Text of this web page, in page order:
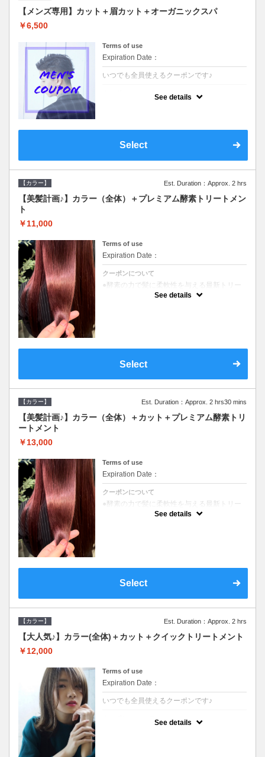
【メンズ専用】カット＋眉カット＋オーガニックスパ
￥6,500
Terms of use
Expiration Date：
いつでも全員使えるクーポンです♪
気軽なスパです☆
See details
Select
【カラー】 Est. Duration：Approx. 2 hrs
【美髪計画♪】カラー（全体）＋プレミアム酵素トリートメン
ト
￥11,000
Terms of use
Expiration Date：
クーポンについて
●酵素の力で髪に柔軟性を与える最新トリー
トメント●ＳＢ込●長さ料金あり《こちらのク
ーポンご利用のお客様のみ》オリジナル酵素
See details
Select
【カラー】 Est. Duration：Approx. 2 hrs30 mins
【美髪計画♪】カラー（全体）＋カット＋プレミアム酵素トリ
ートメント
￥13,000
Terms of use
Expiration Date：
クーポンについて
●酵素の力で髪に柔軟性を与える最新トリー
トメント●ＳＢ込●長さ料金あり《こちらのク
See details
Select
【カラー】 Est. Duration：Approx. 2 hrs
【大人気♪】カラー(全体)＋カット＋クイックトリートメント
￥12,000
Terms of use
Expiration Date：
いつでも全員使えるクーポンです♪
See details